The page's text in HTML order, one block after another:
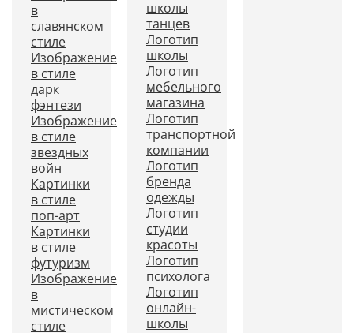
в
славянском
стиле
Изображение
в стиле
дарк
фэнтези
Изображение
в стиле
звездных
войн
Картинки
в стиле
поп-арт
Картинки
в стиле
футуризм
Изображение
в
мистическом
стиле
школы
танцев
Логотип
школы
Логотип
мебельного
магазина
Логотип
транспортной
компании
Логотип
бренда
одежды
Логотип
студии
красоты
Логотип
психолога
Логотип
онлайн-
школы